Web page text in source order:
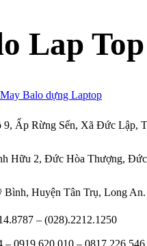
Lap
May Balo dựng Laptop
9, Ấp Rừng Sến, Xã Đức Lập,
Hữu 2, Đức Hòa Thượng,
Bình, Huyện Tân Trụ, Long An.
– (028).2212.1250
– 0919.620.010 – 0817.226.546